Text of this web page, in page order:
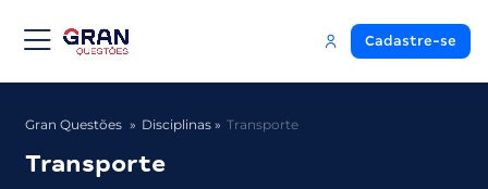
Cadastre-se
Gran Questões Disciplinas Transporte
Transporte